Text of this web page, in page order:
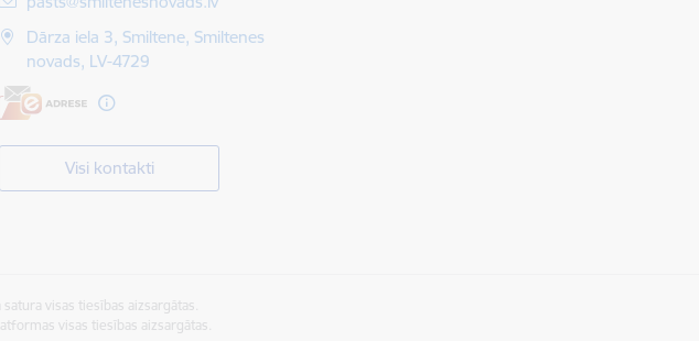
Dārza iela 3, Smiltene, Smiltenes
novads, LV-4729
Visi kontakti
visas tiesības aizsargātas.
visas tiesības aizsargātas.